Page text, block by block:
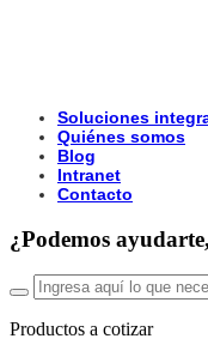
Soluciones
Quiénes somos
Blog
Intranet
Contacto
¿Podemos
Productos a cotizar